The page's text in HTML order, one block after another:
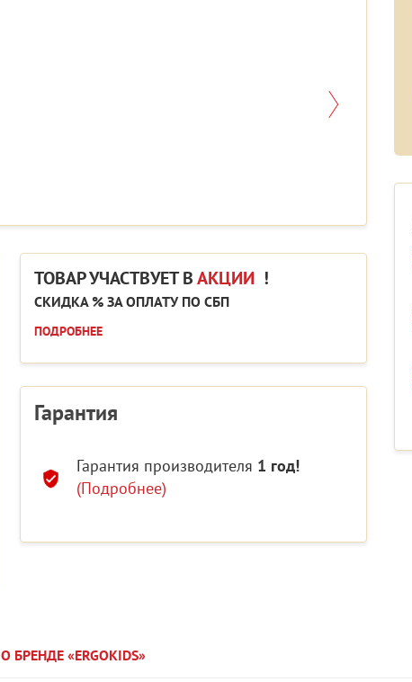
ТОВАР УЧАСТВУЕТ ВАКЦИИ !
СКИДКА % ЗА ОПЛАТУ ПО СБП
ПОДРОБНЕЕ
Гарантия
Гарантия производителя 1 год!
(Подробнее)
О БРЕНДЕ «ERGOKIDS»